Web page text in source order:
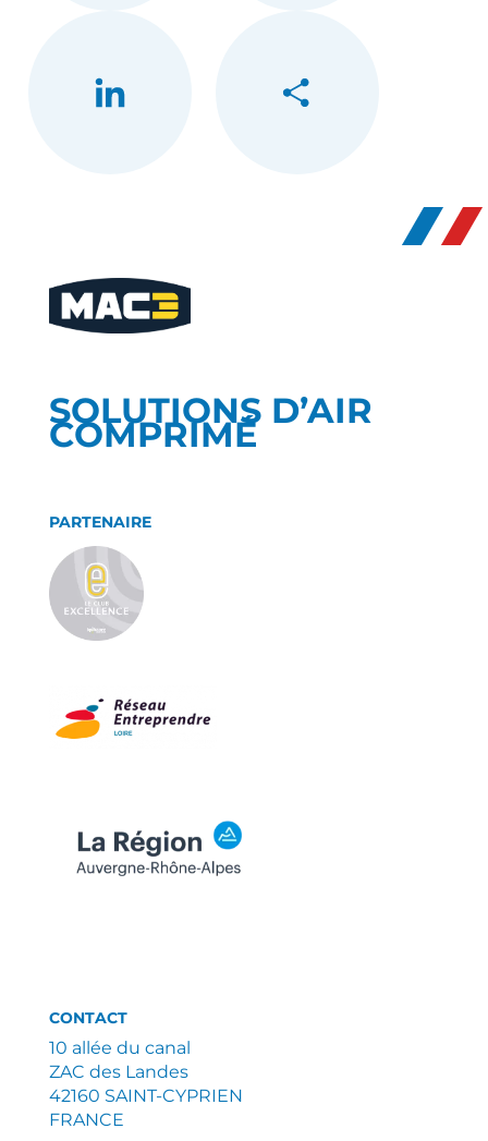
LinkedIn
SOLUTIONS D’AIR
COMPRIMÉ
PARTENAIRE
CONTACT
10 allée du canal
ZAC des Landes
42160 SAINT-CYPRIEN
FRANCE